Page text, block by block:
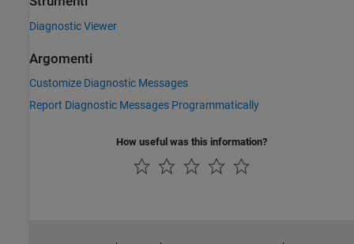
Diagnostic Viewer
Argomenti
Customize Diagnostic Messages
Report Diagnostic Messages Programmatically
How useful was this information?